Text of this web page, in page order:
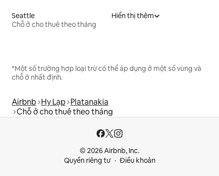
Seattle
Chỗ ở cho thuê theo tháng
Hiển thị thêm
*Một số trường hợp loại trừ có thể áp dụng ở một số vùng và
chỗ ở nhất định.
Airbnb Hy Lạp Platanakia
Chỗ ở cho thuê theo tháng
© 2026 Airbnb, Inc.
Quyền riêng tư
Điều khoản